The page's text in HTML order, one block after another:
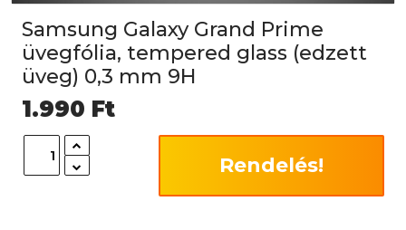
Samsung Galaxy Grand Prime
üvegfólia, tempered glass (edzett
üveg) 0,3 mm 9H
1.990 Ft
Rendelés!